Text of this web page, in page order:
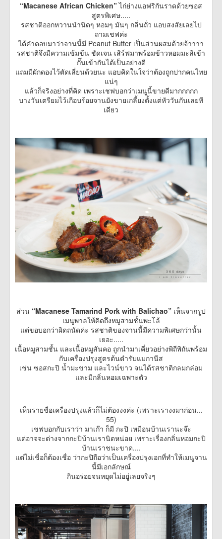
“Macanese African Chicken”ไก่ย่างแอฟริกันราดด้วยซอส
สูตรพิเศษ.....
รสชาติออกหวานนำนิดๆ หอมๆ มันๆ กลิ่นถั่ว แอบสงสัยเลยไป
ถามเชฟค่ะ
ได้คำตอบมาว่าจานนี้มี Peanut Butter เป็นส่วนผสมด้วยจ้าาาา
รสชาติจึงมีความเข้มข้น ชัดเจน เสิร์ฟมาพร้อมข้าวหอมมะลิเข้า
กั๊นเข้ากันได้เป็นอย่างดี
แถมมีผักดองไว้ตัดเลี่ยนด้วยนะ แอบคิดในใจว่าต้องถูกปากคนไทย
แน่ๆ
แล้วก็จริงอย่างที่คิด เพราะเชฟบอกว่าเมนูนี้ขายดีมากกกกก
บางวันเตรียมไว้เกือบร้อยจานยังขายเกลี้ยงตั้งแต่หัววันกันเลยที
เดียว
ส่วน “Macanese Tamarind Pork with Balichao” เห็นจากรูป
เมนูพาลให้คิดถึงหมูสามชั้นพะโล้
แต่ขอบอกว่าผิดถนัดค่ะ รสชาติของจานนี้มีความพิเศษกว่านั้น
เยอะ.....
เนื้อหมูสามชั้น และเนื้อหมูสันคอ ถูกนำมาเคี่ยวอย่างพิถีพิถันพร้อม
กับเครื่องปรุงสูตรต้นตำรับแมกานีส
เช่น ซอสกะปิ น้ำมะขาม และไวน์ขาว จนได้รสชาติกลมกล่อม
และมีกลิ่นหอมเฉพาะตัว
เห็นรายชื่อเครื่องปรุงแล้วก็ไม่ต้องงงค่ะ (เพราะเรางงมาก่อน...
55)
เชฟบอกกับเราว่า มาเก๊า ก็มี กะปิ เหมือนบ้านเรานะจ๊ะ
แต่อาจจะต่างจากกะปิบ้านเรานิดหน่อย เพราะเรื่องกลิ่นหอมกะปิ
บ้านเราชนะขาด....
แต่ไม่เชื่อก็ต้องเชื่อ ว่ากะปิถือว่าเป็นเครื่องปรุงเอกที่ทำให้เมนูจาน
นี้มีเอกลักษณ์
กินอร่อยจนหยุดไม่อยู่เลยจริงๆ